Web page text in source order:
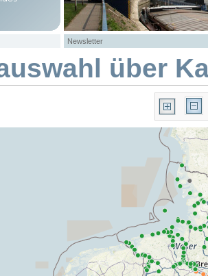
Newsletter
über